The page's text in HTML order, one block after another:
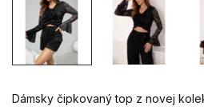
Dámsky čipkovaný top z novej